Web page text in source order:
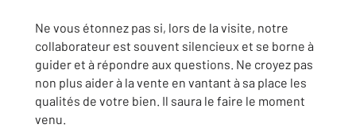
Ne vous étonnez pas si, lors de la visite, notre
collaborateur est souvent silencieux et se borne à
guider et à répondre aux questions. Ne croyez pas
non plus aider à la vente en vantant à sa place les
qualités de votre bien. Il saura le faire le moment
venu.